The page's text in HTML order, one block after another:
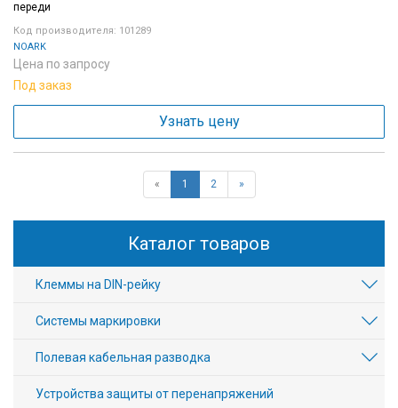
переди
Код производителя: 101289
NOARK
Цена по запросу
Под заказ
Узнать цену
« 1 2 »
Каталог товаров
Клеммы на DIN-рейку
Системы маркировки
Полевая кабельная разводка
Устройства защиты от перенапряжений